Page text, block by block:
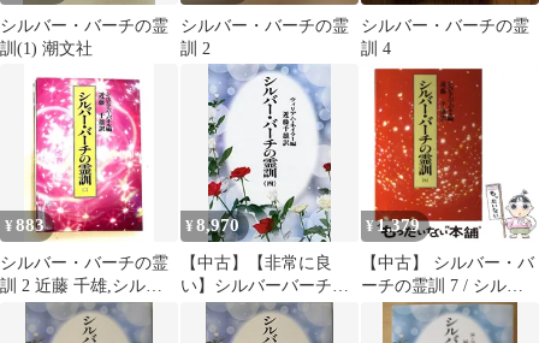
シルバー・バーチの霊
訓(1) 潮文社
シルバー・バーチの霊
訓 2
シルバー・バーチの霊
訓 4
¥883
シルバー・バーチの霊
訓 2 近藤 千雄,シルビ
ア バーバネル 潮文社
¥8,970
【中古】【非常に良
い】シルバーバーチの
霊訓〈4〉
¥1,379
【中古】 シルバー・バ
ーチの霊訓 7 / シルビ
ア・バーバネル、近藤
千雄 / 潮文社